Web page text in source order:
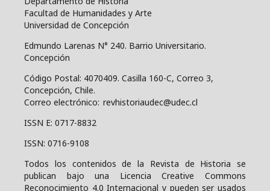
Facultad de Humanidades y Arte
Universidad de Concepción
Edmundo Larenas N° 240. Barrio Universitario.
Concepción
Código Postal: 4070409. Casilla 160-C, Correo 3,
Concepción, Chile.
Correo electrónico: revhistoriaudec@udec.cl
ISSN E: 0717-8832
ISSN: 0716-9108
Todos los contenidos de la Revista de Historia se
publican bajo una
Licencia Creative Commons
Reconocimiento 4.0 Internacional y pueden ser usados